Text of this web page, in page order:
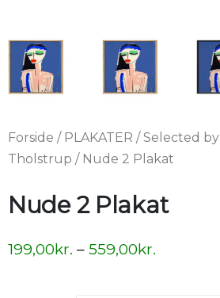
Forside / PLAKATER /Selected by
Tholstrup / Nude 2 Plakat
Nude 2 Plakat
199,00kr. – 559,00kr.